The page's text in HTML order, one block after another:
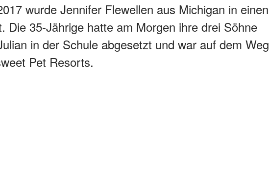
wurde Jennifer Flewellen aus Michigan in einen
Die 35-Jährige hatte am Morgen ihre drei Söhne
in der Schule abgesetzt und war auf dem Weg
Pet Resorts.